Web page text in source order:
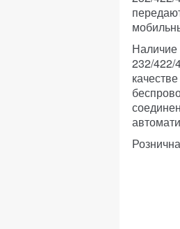
Наличие
232/422/